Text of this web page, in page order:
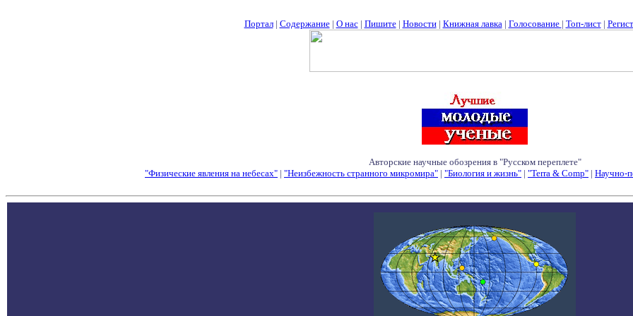
Портал| Содержание| О нас| Пишите| Новости| Книжная лавка| Голосование | Топ-лист|
Авторские научные обозрения в "Русском переплете"
"Физические явления на небесах" | "Неизбежность странного микромира" | "Биология и жизнь" | "Terra & Comp" | Научно-